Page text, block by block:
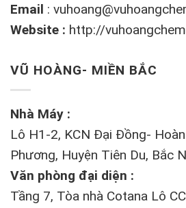
Email :
Website : http://
VŨ HOÀNG- MIỀN BẮC
Nhà Máy :
Lô H1-2, KCN Đại Đồng-
Phương, Huyện Tiên Du, Bắc
Văn phòng đại diện :
Tầng 7, Tòa nhà Cotana Lô